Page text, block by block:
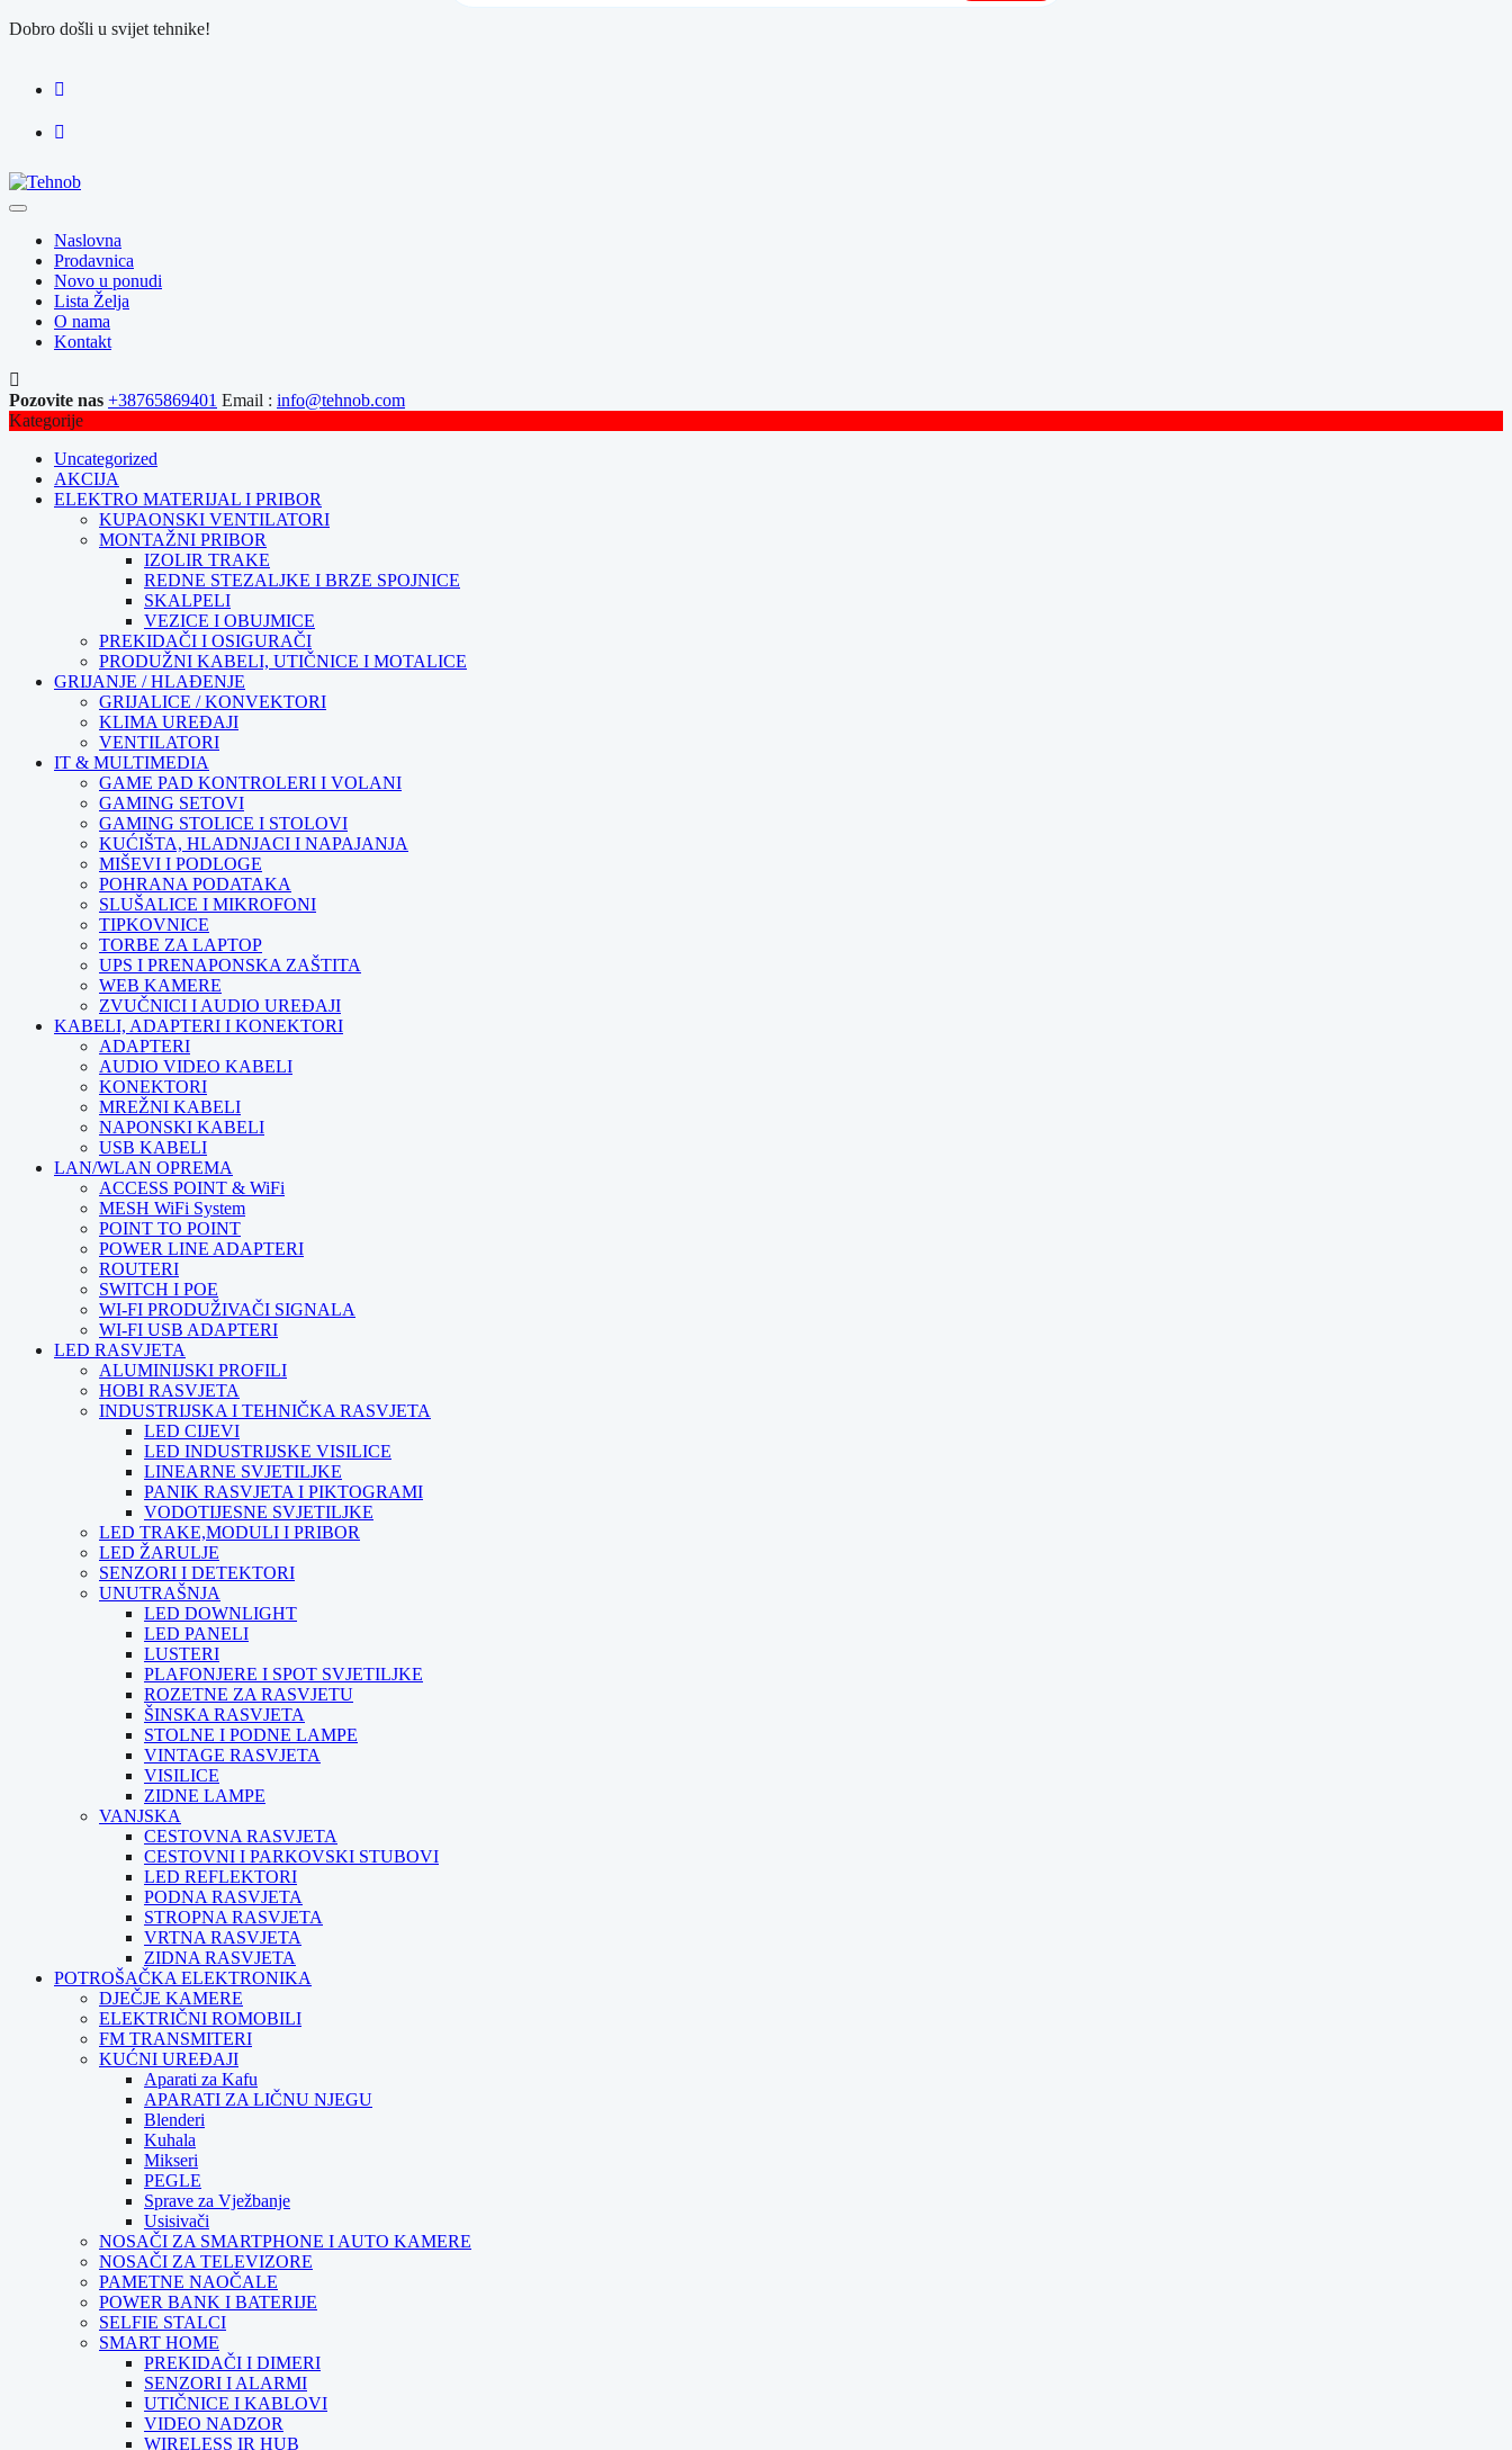
Dobro došli u svijet tehnike!
Naslovna
Prodavnica
Novo u ponudi
Lista Želja
O nama
Kontakt
Pozovite nas +38765869401 Email : info@tehnob.com
Kategorije
Uncategorized
AKCIJA
ELEKTRO MATERIJAL I PRIBOR
KUPAONSKI VENTILATORI
MONTAŽNI PRIBOR
IZOLIR TRAKE
REDNE STEZALJKE I BRZE SPOJNICE
SKALPELI
VEZICE I OBUJMICE
PREKIDAČI I OSIGURAČI
PRODUŽNI KABELI, UTIČNICE I MOTALICE
GRIJANJE / HLAĐENJE
GRIJALICE / KONVEKTORI
KLIMA UREĐAJI
VENTILATORI
IT & MULTIMEDIA
GAME PAD KONTROLERI I VOLANI
GAMING SETOVI
GAMING STOLICE I STOLOVI
KUĆIŠTA, HLADNJACI I NAPAJANJA
MIŠEVI I PODLOGE
POHRANA PODATAKA
SLUŠALICE I MIKROFONI
TIPKOVNICE
TORBE ZA LAPTOP
UPS I PRENAPONSKA ZAŠTITA
WEB KAMERE
ZVUČNICI I AUDIO UREĐAJI
KABELI, ADAPTERI I KONEKTORI
ADAPTERI
AUDIO VIDEO KABELI
KONEKTORI
MREŽNI KABELI
NAPONSKI KABELI
USB KABELI
LAN/WLAN OPREMA
ACCESS POINT & WiFi
MESH WiFi System
POINT TO POINT
POWER LINE ADAPTERI
ROUTERI
SWITCH I POE
WI-FI PRODUŽIVAČI SIGNALA
WI-FI USB ADAPTERI
LED RASVJETA
ALUMINIJSKI PROFILI
HOBI RASVJETA
INDUSTRIJSKA I TEHNIČKA RASVJETA
LED CIJEVI
LED INDUSTRIJSKE VISILICE
LINEARNE SVJETILJKE
PANIK RASVJETA I PIKTOGRAMI
VODOTIJESNE SVJETILJKE
LED TRAKE,MODULI I PRIBOR
LED ŽARULJE
SENZORI I DETEKTORI
UNUTRAŠNJA
LED DOWNLIGHT
LED PANELI
LUSTERI
PLAFONJERE I SPOT SVJETILJKE
ROZETNE ZA RASVJETU
ŠINSKA RASVJETA
STOLNE I PODNE LAMPE
VINTAGE RASVJETA
VISILICE
ZIDNE LAMPE
VANJSKA
CESTOVNA RASVJETA
CESTOVNI I PARKOVSKI STUBOVI
LED REFLEKTORI
PODNA RASVJETA
STROPNA RASVJETA
VRTNA RASVJETA
ZIDNA RASVJETA
POTROŠAČKA ELEKTRONIKA
DJEČJE KAMERE
ELEKTRIČNI ROMOBILI
FM TRANSMITERI
KUĆNI UREĐAJI
Aparati za Kafu
APARATI ZA LIČNU NJEGU
Blenderi
Kuhala
Mikseri
PEGLE
Sprave za Vježbanje
Usisivači
NOSAČI ZA SMARTPHONE I AUTO KAMERE
NOSAČI ZA TELEVIZORE
PAMETNE NAOČALE
POWER BANK I BATERIJE
SELFIE STALCI
SMART HOME
PREKIDAČI I DIMERI
SENZORI I ALARMI
UTIČNICE I KABLOVI
VIDEO NADZOR
WIRELESS IR HUB